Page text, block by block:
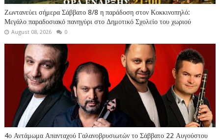
Ζωντανεύει σήμερα Σάββατο 8/8 η παράδοση στον Κοκκινοπηλό:
Μεγάλο παραδοσιακό πανηγύρι στο Δημοτικό Σχολείο του χωριού
August 08, 2026 0
4ο Αντάμωμα Απανταχού Γαλανοβρυσιωτών το Σάββατο 22 Αυγούστου